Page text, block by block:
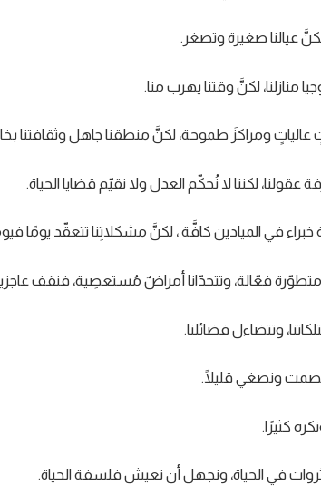
لكنَّ عيالنا صغيرة وتصغر.
منازلنا، لكنَّ وقتنا يهرب منا.
ومراكزَ طموحة، لكنَّ منطقنا جاهل وثقافتنا
عقولنا، لكننا لا نُحكّم العدل ولا نقيّم قضايا الحياة.
في الميادين كافَّة ، لكنَّ مشكلاتِنا تتعقّد يومًا
فعّالة، وتتحدّانا أمراضٌ مُستعصِية، فنقف
وتتضاءل فضائلنا.
ونصمت ونصغي قليلًا.
كثيرًا.
في الحياة، ونجهل أن نعيش فلسفة الحياة.